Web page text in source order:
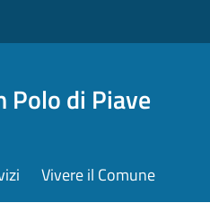
Polo di Piave
Vivere il Comune